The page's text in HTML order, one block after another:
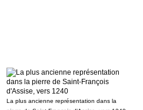
La plus ancienne représentation dans la